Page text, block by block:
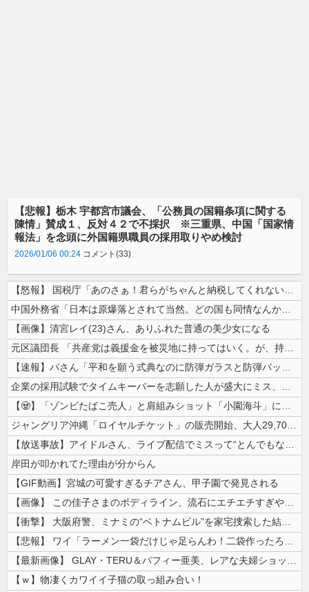
【悲報】栃木 宇都宮市議会、「公務員の国籍条項に関する
陳情」賛成１、反対４２で不採択 ※三重県、中国「国家情
報法」を念頭に外国籍県職員の採用取りやめ検討
2026/01/06 00:24 コメント(33)
【怒報】 国税庁「あのさぁ！君らがちゃんと納税してくれないとこうなっち...
中国外務省「日本は原爆落とされて当然。どの国も同情なんかしない」
【画像】清宮レイ(23)さん、ありふれた普通の美少女になる
元区議団長 「共産党は義援金を被災地に持ってはいく。が、持って行った先...
【速報】パさん「平和を願う式典なのに防弾ガラスと防弾バッグSP」安倍元...
企業の採用試験でタイムキーパーを志願した人が盛大にミス、グループは険悪...
【🧟】「ゾンビたばこ売人」と肩組みショット「小園海斗」に注がれる“厳...
ジャングリア沖縄「ロイヤルチケット」の販売開始、大人29,700円にｗ...
【放送事故】アイドルさん、ライブ配信でミスって“とんでもないもの”を映...
岸田が叩かれてた理由が分からん
【GIF動画】宮城の可愛すぎるチアさん、甲子園で発見される
【画像】 この佳子さまのボディライン、流石にエチエチすぎやろ！
【衝撃】 大阪府警、ミナミの“ベトナムビル”を家宅捜索した結果・・・・...
【悲報】 ワイ「ラーメン一袋だけじゃ足らんわ！二袋作ったろ！」→結果ｗ...
【最新画像】 GLAY・TERU＆パフィー亜美、レアな夫婦ショットを公...
【ｗ】物凄くカワイイ子猫の取っ組み合い！